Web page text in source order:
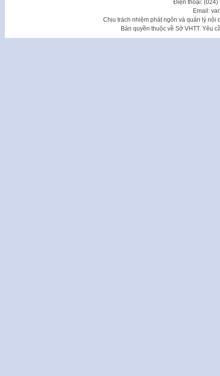
Điện thoại: (024)
Email:
Chịu trách nhiệm phát ngôn và quản lý nội
Bản quyền thuộc về Sở VHTT. Yêu